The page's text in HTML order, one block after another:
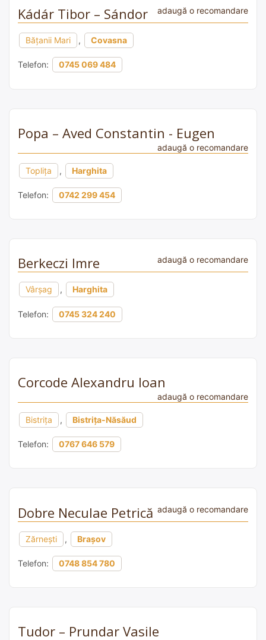
Kádár Tibor – Sándor adaugă o recomandare
Bățanii Mari , Covasna
Telefon: 0745 069 484
Popa – Aved Constantin - Eugen
adaugă o recomandare
Topliţa , Harghita
Telefon: 0742 299 454
Berkeczi Imre adaugă o recomandare
Vârșag , Harghita
Telefon: 0745 324 240
Corcode Alexandru Ioan
adaugă o recomandare
Bistrița , Bistrița-Năsăud
Telefon: 0767 646 579
Dobre Neculae Petrică adaugă o recomandare
Zărnești , Brașov
Telefon: 0748 854 780
Tudor – Prundar Vasile